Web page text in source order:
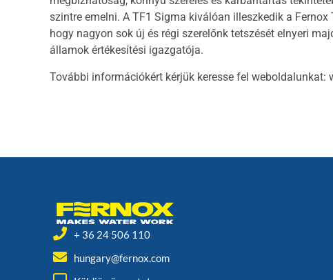
szintre emelni. A TF1 Sigma kiválóan illeszkedik a
hogy nagyon sok új és régi szerelőnk tetszését elnyeri
államok értékesítési igazgatója.
További információkért kérjük keresse fel weboldalunkat:
+ 36 24 506 110
hungary@fernox.com